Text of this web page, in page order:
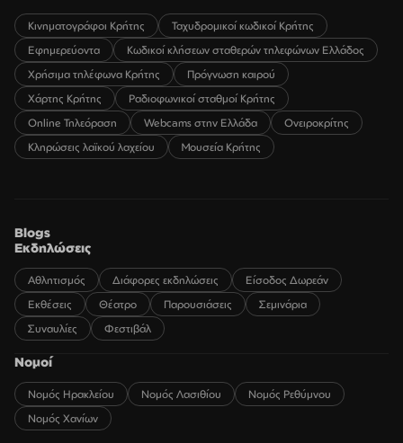
Κινηματογράφοι Κρήτης
Ταχυδρομικοί κωδικοί Κρήτης
Εφημερεύοντα
Κωδικοί κλήσεων σταθερών τηλεφώνων Ελλάδος
Χρήσιμα τηλέφωνα Κρήτης
Πρόγνωση καιρού
Χάρτης Κρήτης
Ραδιοφωνικοί σταθμοί Κρήτης
Online Τηλεόραση
Webcams στην Ελλάδα
Ονειροκρίτης
Κληρώσεις λαϊκού λαχείου
Μουσεία Κρήτης
Blogs
Εκδηλώσεις
Αθλητισμός Διάφορες εκδηλώσεις
Είσοδος Δωρεάν
Εκθέσεις
Θέατρο Παρουσιάσεις
Σεμινάρια
Συναυλίες
Φεστιβάλ
Νομοί
Νομός Ηρακλείου Νομός Λασιθίου
Νομός Ρεθύμνου
Νομός Χανίων